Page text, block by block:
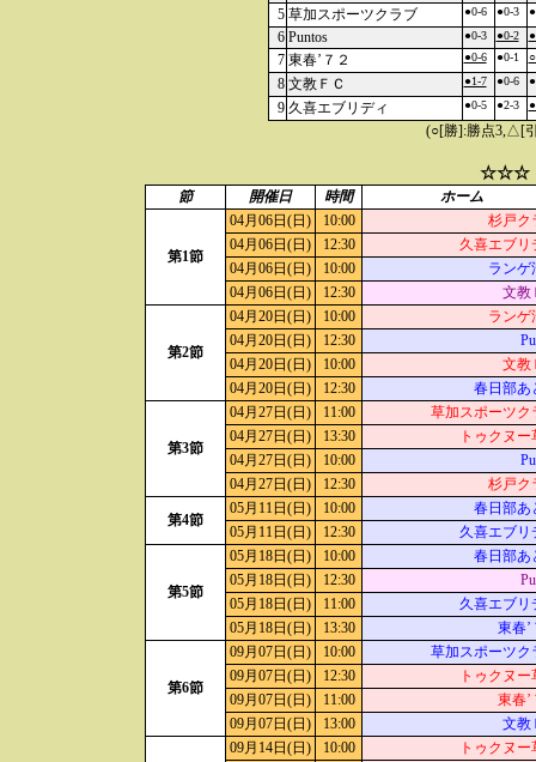
5 草加スポーツクラブ ●0-6 ●0-3
6 Puntos ●0-3 ●0-2
7 東春’７２ ●0-6 ●0-1
8 文教ＦＣ ●1-7 ●0-6
9 久喜エブリディ ●0-5 ●2-3
(○[勝]:勝点3,△[
☆☆☆
節 開催日 時間 ホーム
第1節
04月06日(日) 10:00
杉戸ク
04月06日(日)
12:30
久喜エブリ
04月06日(日)
10:00
ランゲ
04月06日(日)
12:30 文教
第2節
04月20日(日) 10:00
ランゲ
04月20日(日)
12:30
04月20日(日)
10:00
文教
04月20日(日)
12:30 春日部あ
第3節
04月27日(日) 11:00
草加スポーツク
04月27日(日)
13:30
トゥクヌー
04月27日(日)
10:00
04月27日(日)
12:30 杉戸ク
第4節
05月11日(日) 10:00
春日部あ
05月11日(日)
12:30 久喜エブリ
第5節
05月18日(日) 10:00
春日部あ
05月18日(日)
12:30
05月18日(日)
11:00
久喜エブリ
05月18日(日)
13:30 東春’
第6節
09月07日(日) 10:00
草加スポーツク
09月07日(日)
12:30
トゥクヌー
09月07日(日)
11:00
東春’
09月07日(日)
13:00 文教
09月14日(日) 10:00
トゥクヌー